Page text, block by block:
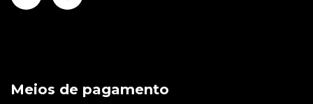
Meios de pagamento